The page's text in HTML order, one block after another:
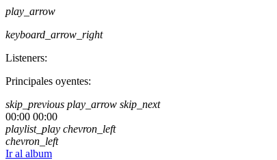
play_arrow
keyboard_arrow_right
Listeners:
Principales oyentes:
skip_previous play_arrow skip_next
00:00 00:00
playlist_play chevron_left
chevron_left
Ir al album